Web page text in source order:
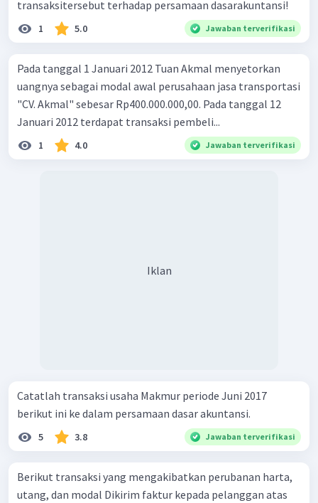
transaksitersebut terhadap persamaan dasarakuntansi!
1 5.0 Jawaban terverifikasi
Pada tanggal 1 Januari 2012 Tuan Akmal menyetorkan
uangnya sebagai modal awal perusahaan jasa transportasi
"CV. Akmal" sebesar Rp400.000.000,00. Pada tanggal 12
Januari 2012 terdapat transaksi pembeli...
1 4.0 Jawaban terverifikasi
Iklan
Catatlah transaksi usaha Makmur periode Juni 2017
berikut ini ke dalam persamaan dasar akuntansi.
5 3.8 Jawaban terverifikasi
Berikut transaksi yang mengakibatkan perubanan harta,
utang, dan modal Dikirim faktur kepada pelanggan atas